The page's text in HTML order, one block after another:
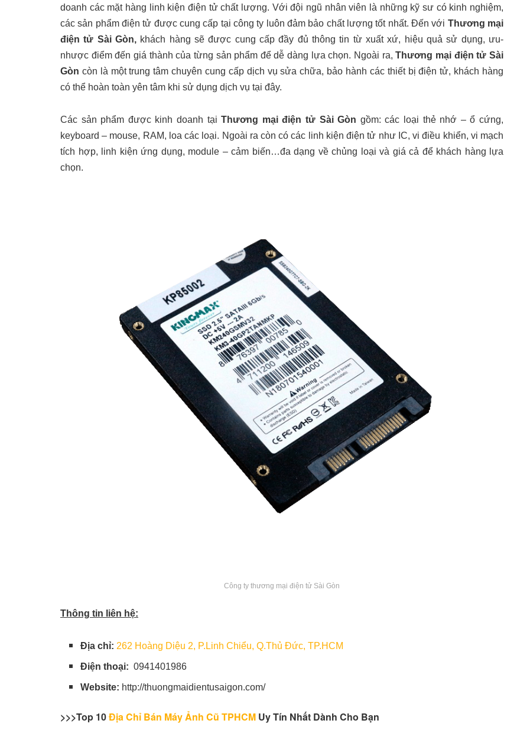
doanh các mặt hàng linh kiện điện tử chất lượng. Với đội ngũ nhân viên là những kỹ sư có kinh nghiệm,
các sản phẩm điện tử được cung cấp tại công ty luôn đảm bảo chất lượng tốt nhất. Đến với Thương mại
điện tử Sài Gòn, khách hàng sẽ được cung cấp đầy đủ thông tin từ xuất xứ, hiệu quả sử dụng, ưu-
nhược điểm đến giá thành của từng sản phẩm để dễ dàng lựa chọn. Ngoài ra,Thương mại điện tử Sài
Gòn còn là một trung tâm chuyên cung cấp dịch vụ sửa chữa, bảo hành các thiết bị điện tử, khách hàng
có thể hoàn toàn yên tâm khi sử dụng dịch vụ tại đây.
Các sản phẩm được kinh doanh tạiThương mại điện tử Sài Gòn gồm: các loại thẻ nhớ – ổ cứng,
keyboard – mouse, RAM, loa các loại. Ngoài ra còn có các linh kiện điện tử như IC, vi điều khiển, vi mạch
tích hợp, linh kiện ứng dụng, module – cảm biến…đa dạng về chủng loại và giá cả để khách hàng lựa
chọn.
Công ty thương mại điện tử Sài Gòn
Thông tin liên hệ:
Địa chỉ: 262 Hoàng Diệu 2, P.Linh Chiểu, Q.Thủ Đức, TP.HCM
Điện thoại: 0941401986
Website: http://thuongmaidientusaigon.com/
>>>Top 10Địa Chỉ Bán Máy Ảnh Cũ TPHCM Uy Tín Nhất Dành Cho Bạn